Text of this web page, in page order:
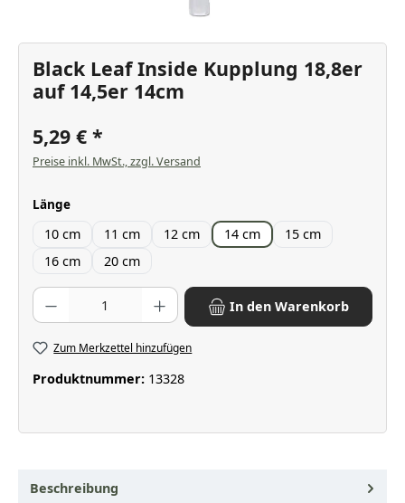
Black Leaf Inside Kupplung 18,8er
auf 14,5er 14cm
5,29 €
Preise inkl. MwSt., zzgl. Versand
Längeauswählen
10 cm 11 cm 12 cm 14 cm
15 cm
16 cm
20 cm
Produkt Anzahl: Gib den gewünschten Wert ein oder benutze die
In den Warenkorb
Zum Merkzettel hinzufügen
Produktnummer: 13328
Beschreibung